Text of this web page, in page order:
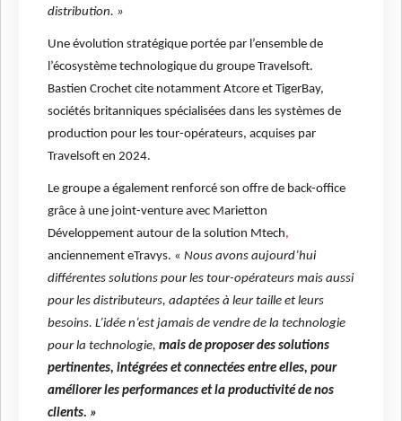
distribution. »
Une évolution stratégique portée par l’ensemble de
l’écosystème technologique du groupe Travelsoft.
Bastien Crochet cite notamment Atcore et TigerBay,
sociétés britanniques spécialisées dans les systèmes de
production pour les tour-opérateurs, acquises par
Travelsoft en 2024.
Le groupe a également renforcé son offre de back-office
grâce à une joint-venture avec Marietton
Développement autour de la solution Mtech,
anciennement eTravys. « Nous avons aujourd’hui
différentes solutions pour les tour-opérateurs mais aussi
pour les distributeurs, adaptées à leur taille et leurs
besoins. L’idée n’est jamais de vendre de la technologie
pour la technologie, mais de proposer des solutions
pertinentes, intégrées et connectées entre elles, pour
améliorer les performances et la productivité de nos
clients. »